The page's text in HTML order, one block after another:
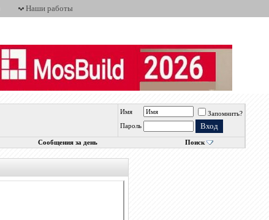
Наши работы
Имя
Запомнить?
Пароль
Сообщения за день Поиск